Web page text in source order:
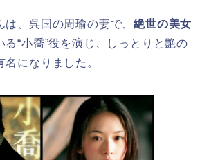
は、呉国の周瑜の妻で、絶世の美女
る“小喬”役を演じ、しっとりと艶の
になりました。